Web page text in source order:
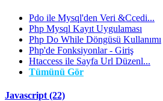
Pdo ile Mysql'den Veri &Ccedi...
Php Mysql Kayıt Uygulaması
Php Do While Döngüsü Kullanımı
Php'de Fonksiyonlar - Giriş
Htaccess ile Sayfa Url Düzenl...
Tümünü Gör
Javascript (22)